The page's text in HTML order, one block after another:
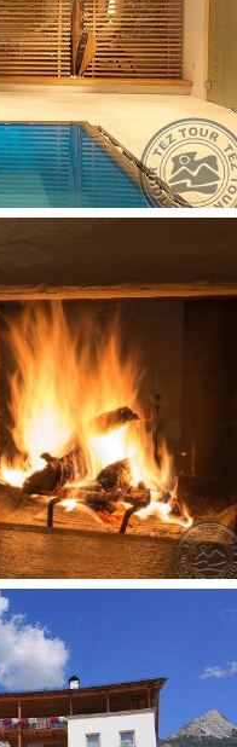
užklausimą
su arbata, nemokamai)
procedūros) už
su panoraminiu